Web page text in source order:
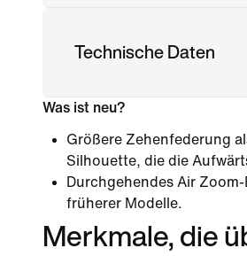
Technische Daten
Was ist neu?
Größere Zehenfederung
Silhouette, die die
Durchgehendes Air
früherer Modelle.
Merkmale, die